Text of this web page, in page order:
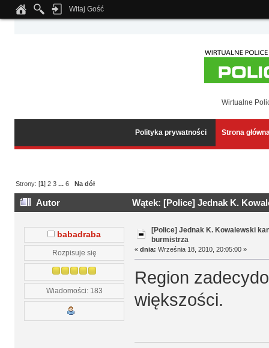
Notice: Undefined index: tapatalk_body_hook in
Witaj Gość
Wirtualne
Polityka prywatności Strona
Strony: [1]2 3 ...6 Na dół
Autor Wątek: [Police] Jednak K.
babadraba
Rozpisuje się
Wiadomości: 183
[Police] Jednak K. Kowalewski
burmistrza
« dnia: Września 18, 2010, 20:05:00 »
Region
większości.